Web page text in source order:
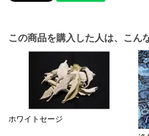
この商品を購入した人は、こん
ホワイトセージ